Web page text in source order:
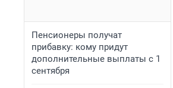
Пенсионеры получат
прибавку: кому придут
дополнительные выплаты с 1
сентября